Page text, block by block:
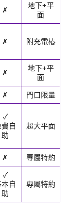
✗
地下+平
面
✗ 附充電樁
✗
地下+平
面
✗ 門口限量
✓
自
助
超大平面
✗ 專屬特約
✓
自
助
專屬特約